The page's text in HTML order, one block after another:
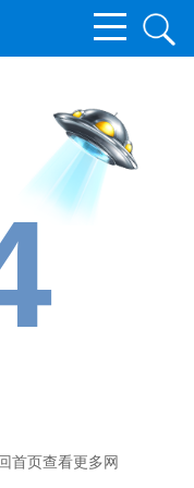
首页查看更多网